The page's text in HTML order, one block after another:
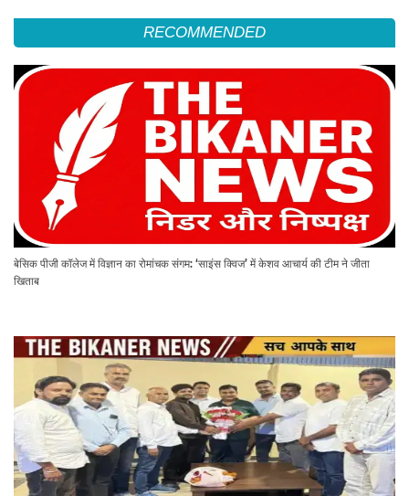
RECOMMENDED
बेसिक पीजी कॉलेज में विज्ञान का रोमांचक संगम: ‘साइंस क्विज’ में केशव आचार्य की टीम ने जीता
खिताब